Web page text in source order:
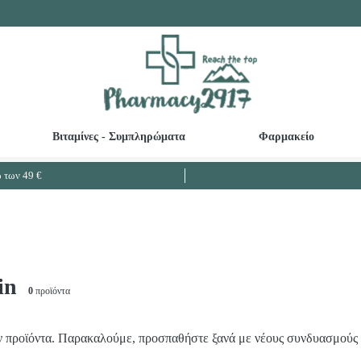
Βιταμίνες - Συμπληρώματα Φαρμακείο
49 €
0 προϊόντα
προϊόντα. Παρακαλούμε, προσπαθήστε ξανά με νέους συνδυασμούς